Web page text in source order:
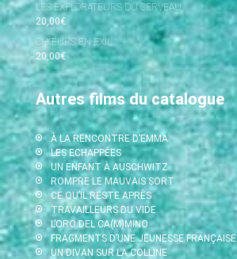
LES EXPLORATEURS DU CERVEAU
20,00€
CHŒURS EN EXIL
20,00€
Autres films du catalogue
À LA RENCONTRE D’EMMA
LES ECHAPPÉES
UN ENFANT À AUSCHWITZ
ROMPRE LE MAUVAIS SORT
CE QU’IL RESTE APRÈS
TRAVAILLEURS DU VIDE
L’ORO DEL CA(M)MINO
FRAGMENTS D’UNE JEUNESSE FRANÇAISE
UN DIVAN SUR LA COLLINE